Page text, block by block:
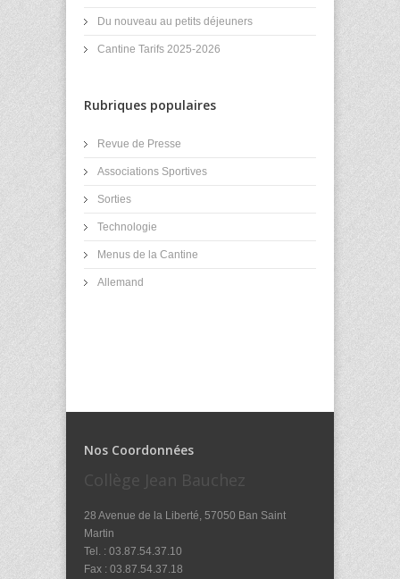
Du nouveau au petits déjeuners
Cantine Tarifs 2025-2026
Rubriques populaires
Revue de Presse
Associations Sportives
Sorties
Technologie
Menus de la Cantine
Allemand
Nos Coordonnées
Collège Jean Bauchez
28 Avenue de la Liberté, 57050 Ban Saint
Martin
Tel. : 03.87.54.37.10
Fax : 03.87.54.37.18